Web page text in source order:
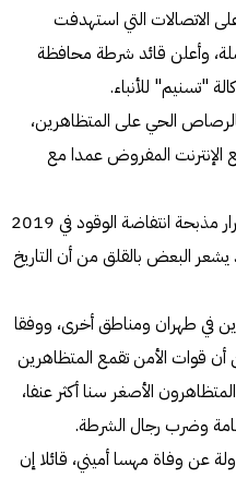
الاتصالات التي استهدفت
وأعلن قائد شرطة محافظة
الحي على المتظاهرين،
المفروض عمدا مع
بدورها، أكدت شبكة "سي إن إن" الأميركية أن المخاوف تتصاعد من تكرار مذبحة انتفاضة الوقود في 2019
يشعر البعض بالقلق من أن التاريخ
في طهران ومناطق أخرى، ووفقا
قوات الأمن تقمع المتظاهرين
الأصغر سنا أكثر عنفا،
وضرب رجال الشرطة.
عن وفاة مهسا أميني، قائلا إن